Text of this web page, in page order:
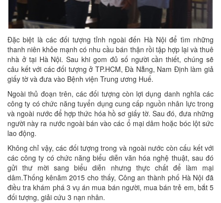
Đặc biệt là các đối tượng tỉnh ngoài đến Hà Nội để tìm những
thanh niên khỏe mạnh có nhu cầu bán thận rồi tập hợp lại và thuê
nhà ở tại Hà Nội. Sau khi gom đủ số người cần thiết, chúng sẽ
câu kết với các đối tượng ở TP.HCM, Đà Nẵng, Nam Định làm giả
giấy tờ và đưa vào Bệnh viện Trung ương Huế.
Ngoài thủ đoạn trên, các đối tượng còn lợi dụng danh nghĩa các
công ty có chức năng tuyển dụng cung cấp nguồn nhân lực trong
và ngoài nước để hợp thức hóa hồ sơ giấy tờ. Sau đó, đưa những
người này ra nước ngoài bán vào các ổ mại dâm hoặc bóc lột sức
lao động.
Không chỉ vậy, các đối tượng trong và ngoài nước còn cấu kết với
các công ty có chức năng biểu diễn văn hóa nghệ thuật, sau đó
gửi thư mời sang biểu diễn nhưng thực chất để làm mại
dâm.Thống kênăm 2015 cho thấy, Công an thành phố Hà Nội đã
điều tra khám phá 3 vụ án mua bán người, mua bán trẻ em, bắt 5
đối tượng, giải cứu 3 nạn nhân.